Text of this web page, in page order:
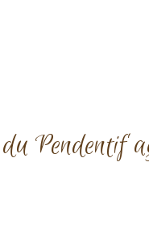
Pendentif